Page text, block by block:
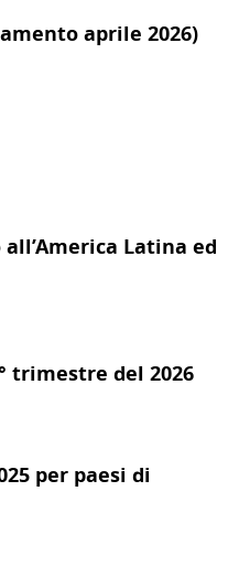
aprile 2026)
Latina ed
trimestre del 2026
per paesi di